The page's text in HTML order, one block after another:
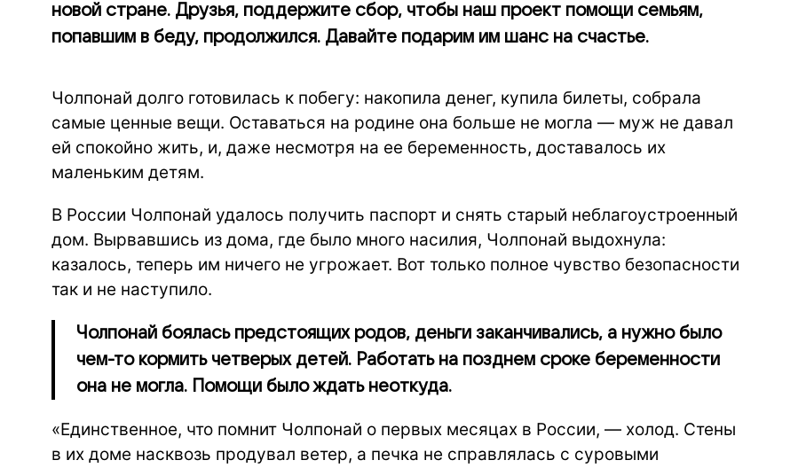
новой стране. Друзья, поддержите сбор, чтобы наш проект помощи семьям,
попавшим в беду, продолжился. Давайте подарим им шанс на счастье.
Чолпонай долго готовилась к побегу: накопила денег, купила билеты, собрала
самые ценные вещи. Оставаться на родине она больше не могла — муж не давал
ей спокойно жить, и, даже несмотря на ее беременность, доставалось их
маленьким детям.
В России Чолпонай удалось получить паспорт и снять старый неблагоустроенный
дом. Вырвавшись из дома, где было много насилия, Чолпонай выдохнула:
казалось, теперь им ничего не угрожает. Вот только полное чувство безопасности
так и не наступило.
Чолпонай боялась предстоящих родов, деньги заканчивались, а нужно было
чем-то кормить четверых детей. Работать на позднем сроке беременности
она не могла. Помощи было ждать неоткуда.
«Единственное, что помнит Чолпонай о первых месяцах в России, — холод. Стены
в их доме насквозь продувал ветер, а печка не справлялась с суровыми